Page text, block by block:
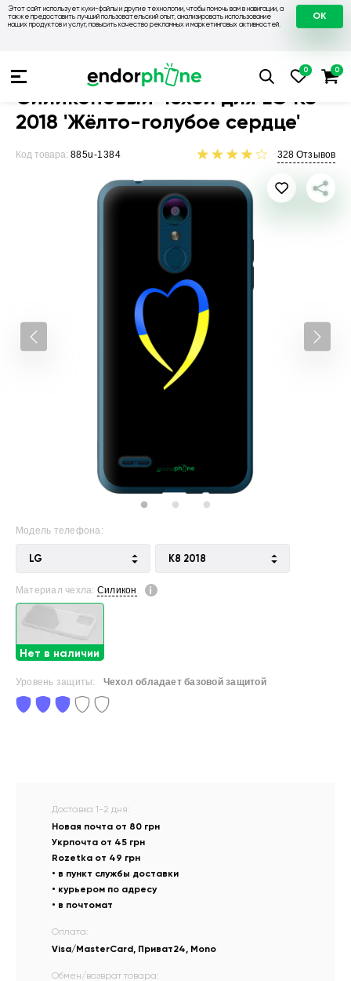
Этот сайт использует куки-файлы и другие технологии, чтобы помочь вам в навигации, а
также предоставить лучший пользовательский опыт, анализировать использование
наших продуктов и услуг, повысить качество рекламных и маркетинговых активностей.
OK
Чехлы на LG Чехол для LG K8 2018
Силиконовый чехол для LG K8
2018 'Жёлто-голубое сердце'
Код товара: 885u-1384 328 Отзывов
Модель телефона:
LG K8 2018
Материал чехла: Силикон
Нет в наличии
Уровень защиты: Чехол обладает базовой защитой
Доставка 1-2 дня:
Новая почта от 80 грн
Укрпочта от 45 грн
Rozetka от 49 грн
• в пункт службы доставки
• курьером по адресу
• в почтомат
Оплата:
Visa/MasterCard, Приват24, Mono
Обмен/возврат товара: